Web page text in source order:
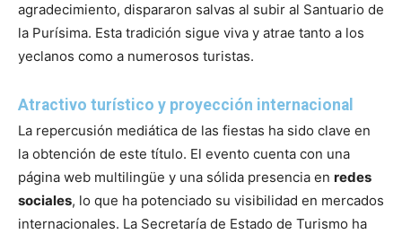
agradecimiento, dispararon salvas al subir al Santuario de
la Purísima. Esta tradición sigue viva y atrae tanto a los
yeclanos como a numerosos turistas.
Atractivo turístico y proyección internacional
La repercusión mediática de las fiestas ha sido clave en
la obtención de este título. El evento cuenta con una
página web multilingüe y una sólida presencia en redes
sociales, lo que ha potenciado su visibilidad en mercados
internacionales. La Secretaría de Estado de Turismo ha